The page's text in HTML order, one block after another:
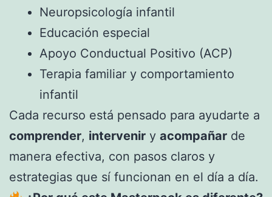
Neuropsicología infantil
Educación especial
Apoyo Conductual Positivo (ACP)
Terapia familiar y comportamiento
infantil
Cada recurso está pensado para ayudarte a
comprender, intervenir y acompañar de
manera efectiva, con pasos claros y
estrategias que sí funcionan en el día a día.